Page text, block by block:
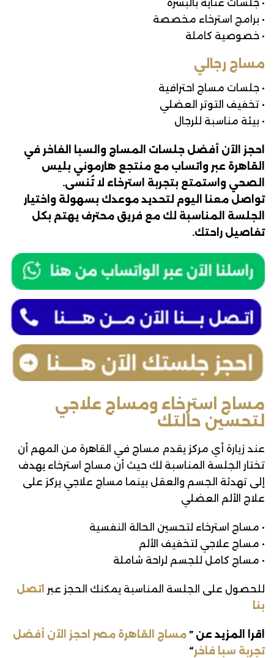
• جلسات عناية بالبشرة
• برامج استرخاء مخصصة
• خصوصية كاملة
مساج رجالي
• جلسات مساج احترافية
• تخفيف التوتر العضلي
• بيئة مناسبة للرجال
احجز الآن أفضل جلسات المساج والسبا الفاخر في
القاهرة عبر واتساب مع منتجع هارموني بليس
الصحي واستمتع بتجربة استرخاء لا تُنسى.
تواصل معنا اليوم لتحديد موعدك بسهولة واختيار
الجلسة المناسبة لك مع فريق محترف يهتم بكل
تفاصيل راحتك.
مساج استرخاء ومساج علاجي
لتحسين حالتك
عند زيارة أي مركز يقدم مساج في القاهرة من المهم أن
تختار الجلسة المناسبة لك حيث أن مساج استرخاء يهدف
إلى تهدئة الجسم والعقل بينما مساج علاجي يركز على
علاج الألم العضلي
• مساج استرخاء لتحسين الحالة النفسية
• مساج علاجي لتخفيف الألم
• مساج كامل للجسم لراحة شاملة
للحصول على الجلسة المناسبة يمكنك الحجز عبر اتصل
بنا
اقرا المزيد عن ” مساج القاهرة مصر احجز الآن أفضل
تجربة سبا فاخر“